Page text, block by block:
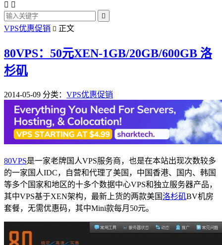
 

VPS优惠促销  正文
80VPS：50元XEN-1GB/20GB/600GB 洛
杉矶
2014-05-09 分类： VPS优惠促销
80VPS是一家老牌国人VPS服务商，也是在本站出现次数较多
的一家国人IDC，自营和代理了美国，中国香港、国内、韩国
等多个国家和地区的十多个数据中心VPS和独立服务器产品，
其中VPS基于XEN架构，最新上货的两款美国洛杉矶BV机房
套餐，无需优惠码，其中Mini款每月50元。